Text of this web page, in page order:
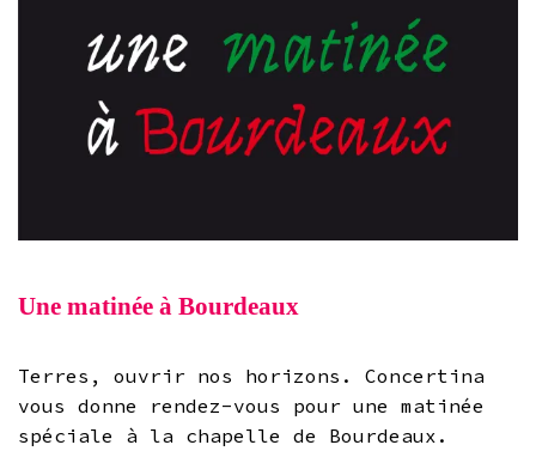
Une matinée à Bourdeaux
Terres, ouvrir nos horizons. Concertina
vous donne rendez-vous pour une matinée
spéciale à la chapelle de Bourdeaux.